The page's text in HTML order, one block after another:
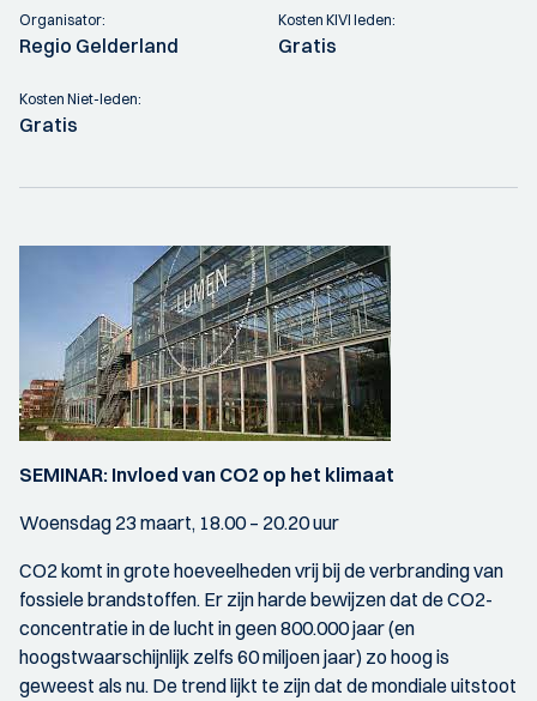
Organisator:
Regio Gelderland
Kosten KIVI leden:
Gratis
Kosten Niet-leden:
Gratis
SEMINAR: Invloed van CO2 op het klimaat
Woensdag 23 maart, 18.00 – 20.20 uur
CO2 komt in grote hoeveelheden vrij bij de verbranding van
fossiele brandstoffen. Er zijn harde bewijzen dat de CO2-
concentratie in de lucht in geen 800.000 jaar (en
hoogstwaarschijnlijk zelfs 60 miljoen jaar) zo hoog is
geweest als nu. De trend lijkt te zijn dat de mondiale uitstoot